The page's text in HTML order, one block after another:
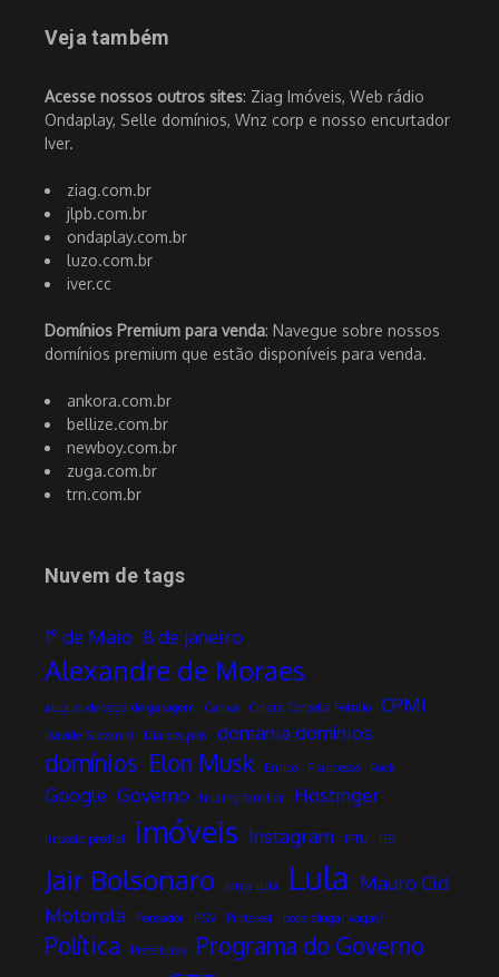
Veja também
Acesse nossos outros sites: Ziag Imóveis, Web rádio
Ondaplay, Selle domínios, Wnz corp e nosso encurtador
Iver.
ziag.com.br
jlpb.com.br
ondaplay.com.br
luzo.com.br
iver.cc
Domínios Premium para venda: Navegue sobre nossos
domínios premium que estão disponíveis para venda.
ankora.com.br
bellize.com.br
newboy.com.br
zuga.com.br
trn.com.br
Nuvem de tags
1º de Maio 8 de janeiro
Alexandre de Moraes
aluguel de vaga de garagem Canva Chiara Corbella Petrillo CPMI
Davide Giovanni Dia dos pais domania domínios
domínios Elon Musk Enrico Francesco Fuck
Google Governo holding familiar Hostinger
Imposto predial imóveis Instagram IPTU ITBI
Jair Bolsonaro Janja Lula Lula Mauro Cid
Motorola
Pensador PGV Pinterest pode alugar vagas?
Política Prefeituras Programa do Governo